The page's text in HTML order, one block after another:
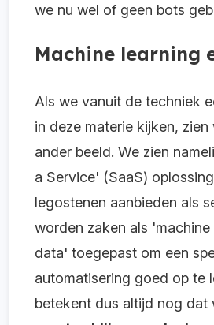
we nu wel of geen bots
Machine learning
Als we vanuit de techniek
in deze materie kijken, zien
ander beeld. We zien
a Service' (SaaS)
legostenen aanbieden als
worden zaken als
data' toegepast om een
automatisering goed op te
betekent dus altijd nog dat